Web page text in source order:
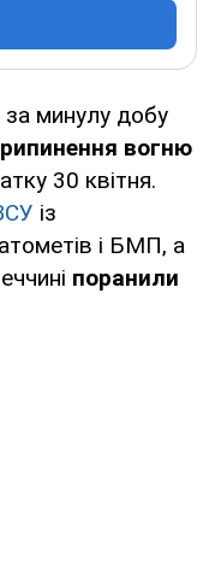
за минулу добу
вогню
30 квітня.
із
і БМП, а
поранили